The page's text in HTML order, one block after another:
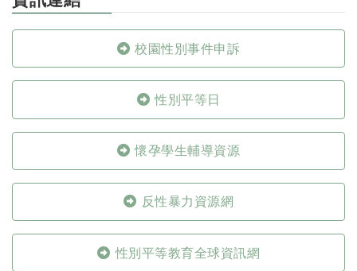
校園性別事件申訴
性別平等日
懷孕學生輔導資源
反性暴力資源網
性別平等教育全球資訊網